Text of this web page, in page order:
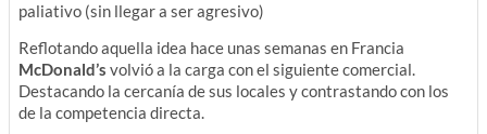
paliativo (sin llegar a ser agresivo)
Reflotando aquella idea hace unas semanas en Francia
McDonald’s volvió a la carga con el siguiente comercial.
Destacando la cercanía de sus locales y contrastando con los
de la competencia directa.